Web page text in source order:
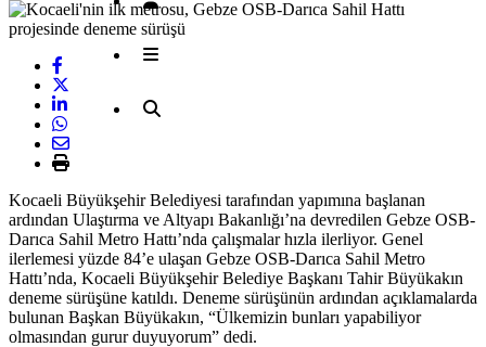
Kocaeli Büyükşehir Belediyesi tarafından yapımına başlanan
ardından Ulaştırma ve Altyapı Bakanlığı’na devredilen Gebze OSB-
Darıca Sahil Metro Hattı’nda çalışmalar hızla ilerliyor. Genel
ilerlemesi yüzde 84’e ulaşan Gebze OSB-Darıca Sahil Metro
Hattı’nda, Kocaeli Büyükşehir Belediye Başkanı Tahir Büyükakın
deneme sürüşüne katıldı. Deneme sürüşünün ardından açıklamalarda
bulunan Başkan Büyükakın, “Ülkemizin bunları yapabiliyor
olmasından gurur duyuyorum” dedi.